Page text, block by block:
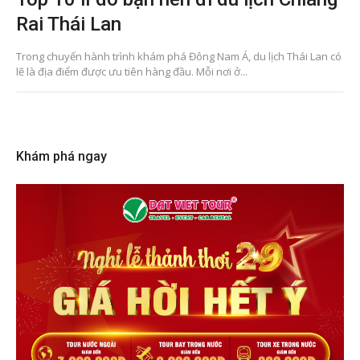
Rai Thái Lan
Trong chuyến hành trình khám phá Đông Nam Á, du lịch Thái Lan có
lẽ là địa điểm được ưu tiên hàng đầu. Mỗi nơi ở...
Khám phá ngay